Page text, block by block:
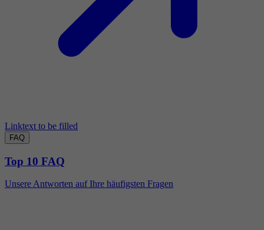
Linktext to be filled
FAQ
Top 10 FAQ
Unsere Antworten auf Ihre häufigsten Fragen